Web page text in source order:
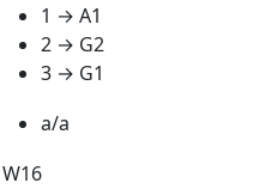
1 → A1
2 → G2
3 → G1
a/a
W16